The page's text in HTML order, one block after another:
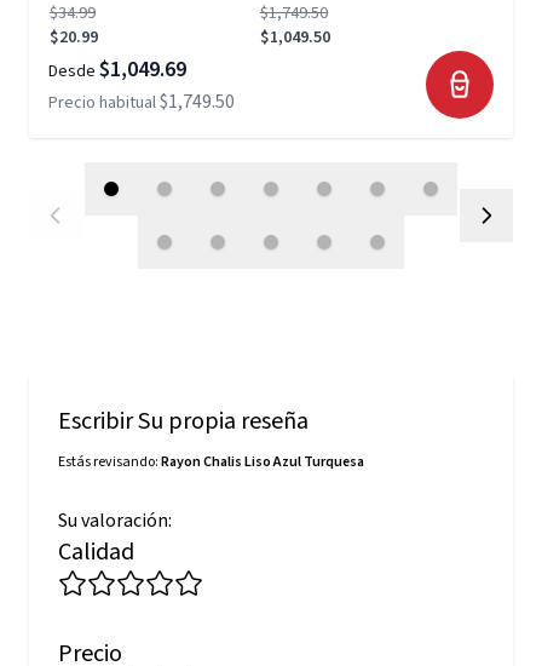
$34.99
$20.99
$1,749.50
$1,049.50
Desde $1,049.69
Precio habitual$1,749.50
Escribir Su propia reseña
Estás revisando:Rayon Chalis Liso Azul Turquesa
Su valoración:
Calidad
Precio